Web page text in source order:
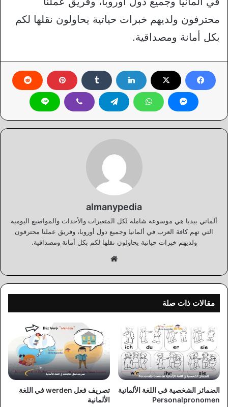
محترفون ولديهم خبرات حياتية يحاولون نقلها لكم
بكل أمانة ومصداقية.
almanypedia
ألماني بيديا هي موسوعة شاملة لكل المتغيرات والأحداث والمواضيع اليومية
التي تهم كافة العرب في ألمانيا وجميع دول أوروبا، وفريق عملنا محترفون
ولديهم خبرات حياتية يحاولون نقلها لكم بكل أمانة ومصداقية.
مقالات ذات صلة
الضمائر الشخصية في اللغة الألمانية
Personalpronomen
تصريف فعل werden في اللغة
الألمانية